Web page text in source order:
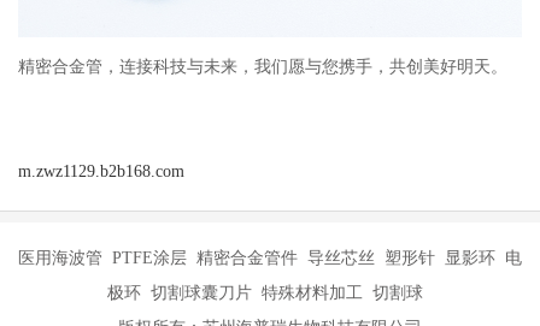
精密合金管，连接科技与未来，我们愿与您携手，共创美好明天。
m.zwz1129.b2b168.com
医用海波管 PTFE涂层 精密合金管件 导丝芯丝 塑形针 显影环 电
极环 切割球囊刀片 特殊材料加工 切割球